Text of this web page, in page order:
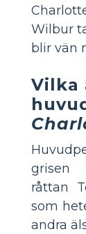
Wilbur
blir vän
Vilka
grisen
råttan
som
andra